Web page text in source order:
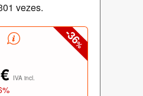
vezes.
-36
%
IVA incl.